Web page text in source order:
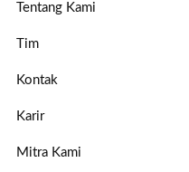
Tentang Kami
Tim
Kontak
Karir
Mitra Kami